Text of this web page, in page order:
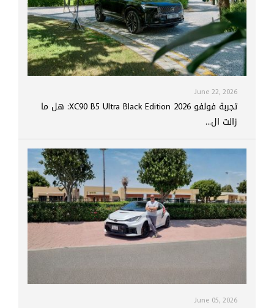
June 22, 2026
تجربة فولفو XC90 B5 Ultra Black Edition 2026: هل ما
زالت ال...
June 05, 2026